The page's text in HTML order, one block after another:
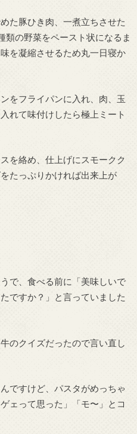
た豚ひき肉、一煮立ちさせた
類の野菜をペースト状になるま
を凝縮させるため丸一日寝か
をフライパンに入れ、肉、玉
れて味付けしたら極上ミート
を絡め、仕上げにスモークク
たっぷりかければ出来上が
で、食べる前に「美味しいで
ですか？」と言っていました
のクイズだったので言い直し
ですけど、パスタがめっちゃ
ェって思った」「モ〜」とコ